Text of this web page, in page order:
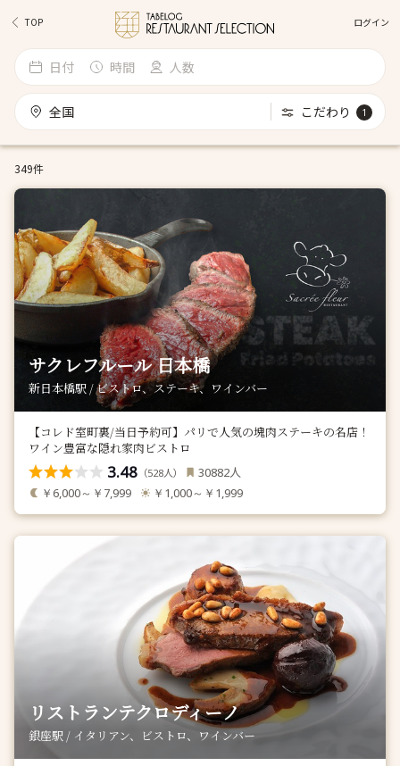
TOP ログイン
日付 時間 人数
全国 こだわり 1
349件
サクレフルール 日本橋
新日本橋駅 / ビストロ、ステーキ、ワインバー
【コレド室町裏/当日予約可】パリで人気の塊肉ステーキの名店！
ワイン豊富な隠れ家肉ビストロ
3.48 （528人） 30882人
￥6,000～￥7,999 ￥1,000～￥1,999
リストランテクロディーノ
銀座駅 / イタリアン、ビストロ、ワインバー